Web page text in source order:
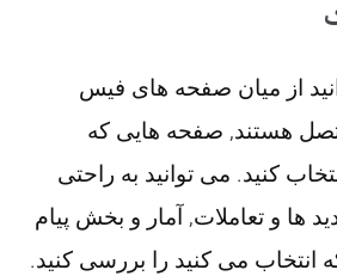
از میان صفحه های فیس
هستند, صفحه هایی که
کنید. می توانید به راحتی
ها و تعاملات, آمار و بخش پیام
می کنید را بررسی کنید.